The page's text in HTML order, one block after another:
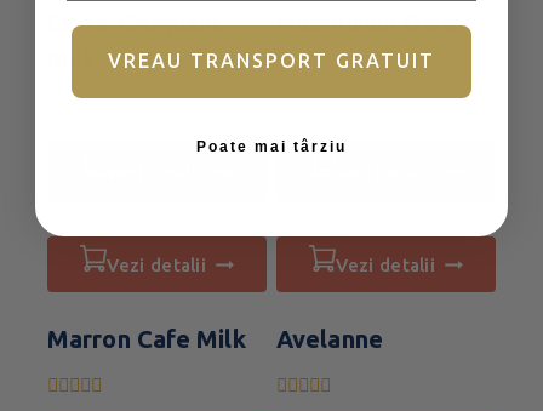
Carre Croquant
Napolitain Dark
0
vezi detalii
Marron Cafe Milk
vezi detalii
Avelanne
VREAU TRANSPORT GRATUIT
Poate mai târziu